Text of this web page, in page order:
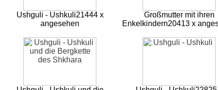
Ushguli - Ushkuli21444 x
angesehen
Großmutter mit ihren
Enkelkindern20413 x